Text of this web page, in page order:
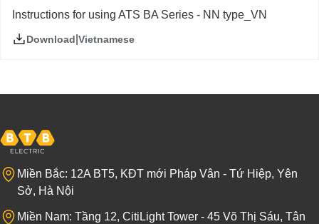
Instructions for using ATS BA Series - NN type_VN
Download Vietnamese
Miền Bắc: 12A BT5, KĐT mới Pháp Vân - Tứ Hiệp, Yên
Sở, Hà Nội
Miền Nam: Tầng 12, CitiLight Tower - 45 Võ Thị Sáu, Tân